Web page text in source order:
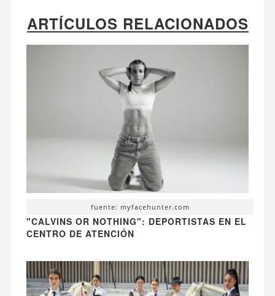
ARTÍCULOS RELACIONADOS
fuente: myfacehunter.com
"CALVINS OR NOTHING": DEPORTISTAS EN EL
CENTRO DE ATENCIÓN